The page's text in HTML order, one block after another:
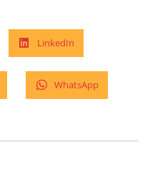
LinkedIn
WhatsApp